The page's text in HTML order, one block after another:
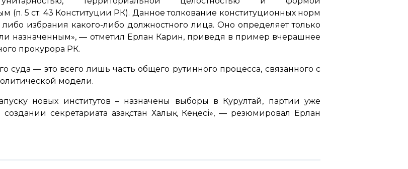
(п. 5 ст. 43 Конституции РК). Данное толкование конституционных норм
либо избрания какого-либо должностного лица. Оно определяет только
назначенным»,— отметил Ерлан Карин, приведя в пример вчерашнее
прокурора РК.
суда — это всего лишь часть общего рутинного процесса, связанного с
модели.
новых институтов – назначены выборы в Курултай, партии уже
секретариата Қазақстан Халық Кеңесі», — резюмировал Ерлан